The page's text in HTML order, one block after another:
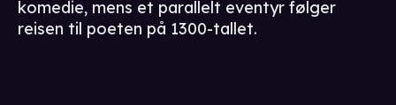
komedie, mens et parallelt eventyr følger
reisen til poeten på 1300-tallet.